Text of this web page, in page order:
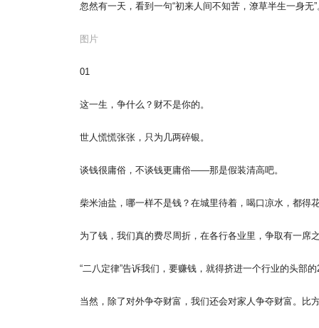
忽然有一天，看到一句“初来人间不知苦，潦草半生一身无
图片
01
这一生，争什么？财不是你的。
世人慌慌张张，只为几两碎银。
谈钱很庸俗，不谈钱更庸俗——那是假装清高吧。
柴米油盐，哪一样不是钱？在城里待着，喝口凉水，都得
为了钱，我们真的费尽周折，在各行各业里，争取有一席
“二八定律”告诉我们，要赚钱，就得挤进一个行业的头部
当然，除了对外争夺财富，我们还会对家人争夺财富。比